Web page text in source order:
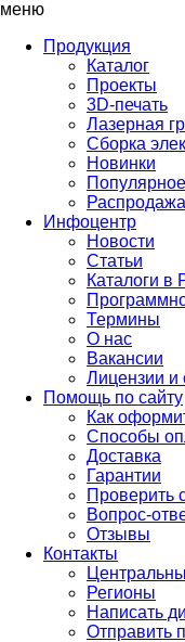
меню
Продукция
Каталог
Проекты
3D-печать
Лазерная
Сборка
Новинки
Популярное
Распродажа
Инфоцентр
Новости
Статьи
Каталоги в
Термины
О нас
Вакансии
Лицензии и
Помощь по сайту
Как
Способы
Доставка
Гарантии
Проверить
Вопрос-
Отзывы
Контакты
Регионы
Написать
Отправить